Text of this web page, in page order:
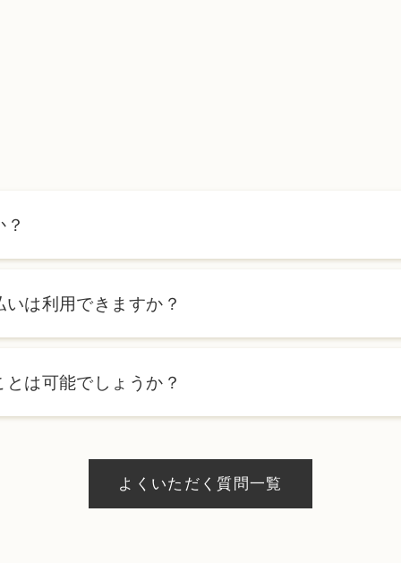
は利用できますか？
は可能でしょうか？
よくいただく質問一覧